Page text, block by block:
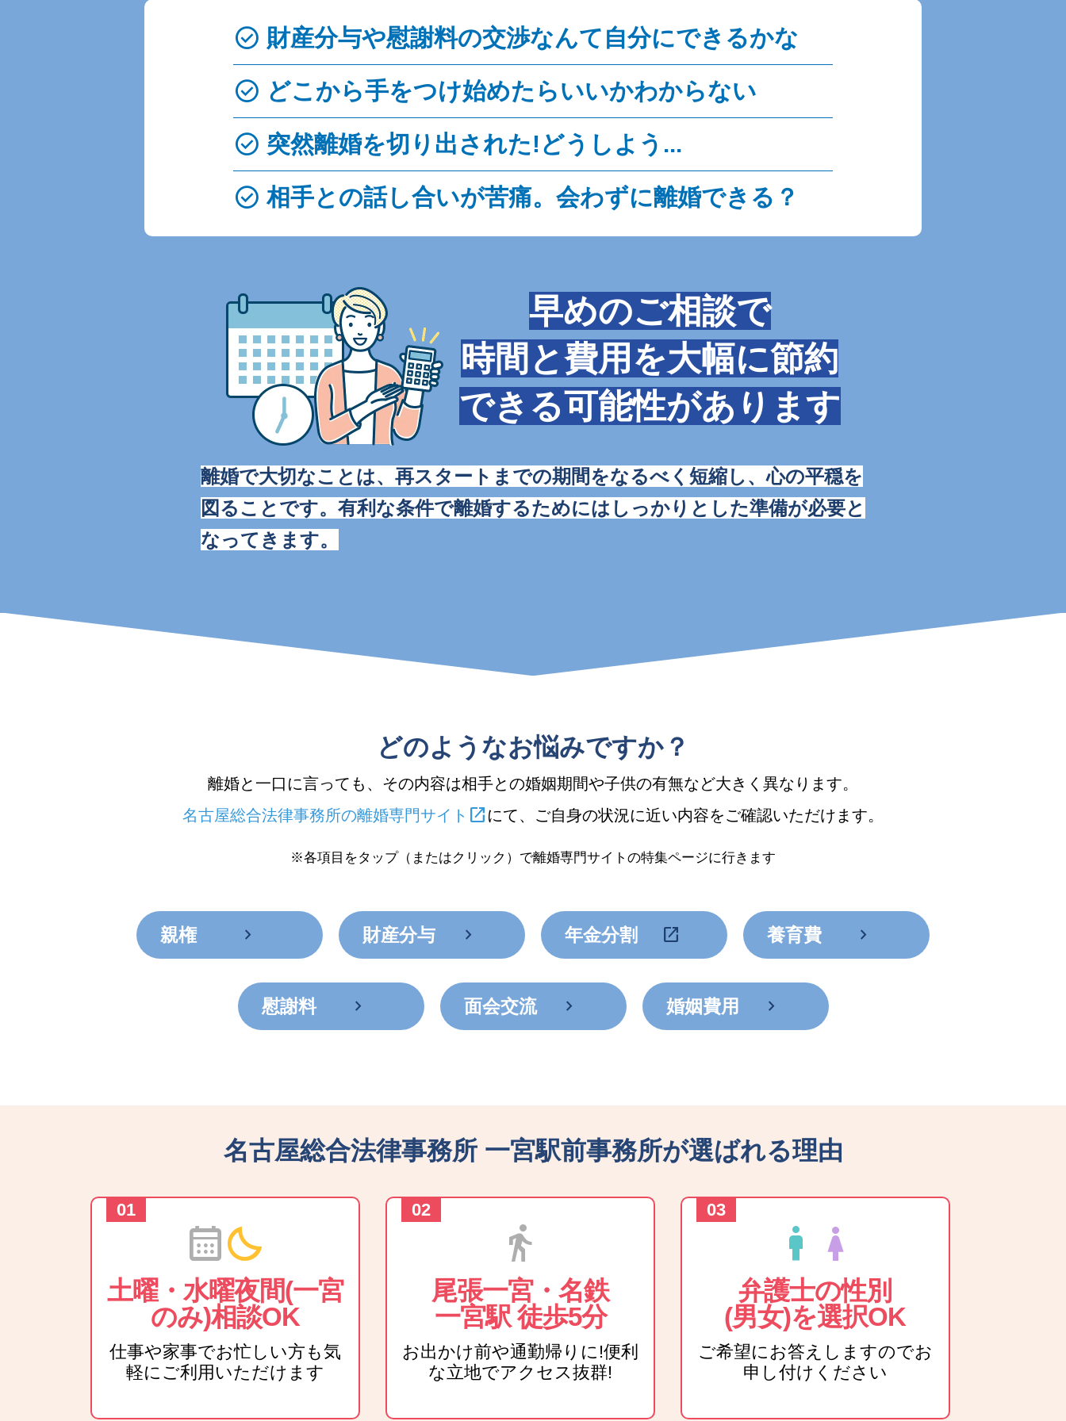
check_circle 財産分与や慰謝料の交渉なんて自分にできるかな
check_circle どこから手をつけ始めたらいいかわからない
check_circle 突然離婚を切り出された!どうしよう...
check_circle 相手との話し合いが苦痛。会わずに離婚できる？
早めのご相談で
時間と費用を大幅に節約
できる可能性があります
離婚で大切なことは、再スタートまでの期間をなるべく短縮し、心の平穏を
図ることです。有利な条件で離婚するためにはしっかりとした準備が必要と
なってきます。
どのようなお悩みですか？
離婚と一口に言っても、その内容は相手との婚姻期間や子供の有無など大きく異なります。
名古屋総合法律事務所の離婚専門サイト open_in_new にて、ご自身の状況に近い内容をご確認いただけます。
※各項目をタップ（またはクリック）で離婚専門サイトの特集ページに行きます
親権 chevron_right 財産分与 chevron_right 年金分割 open_in_new 養育費 chevron_right
慰謝料 chevron_right 面会交流 chevron_right 婚姻費用 chevron_right
名古屋総合法律事務所 一宮駅前事務所が選ばれる理由
calendar_monthbedtime
土曜・水曜夜間(一宮
のみ)相談OK
仕事や家事でお忙しい方も気
軽にご利用いただけます
directions_walk
尾張一宮・名鉄
一宮駅 徒歩5分
お出かけ前や通勤帰りに!便利
な立地でアクセス抜群!
man woman
弁護士の性別
(男女)を選択OK
ご希望にお答えしますのでお
申し付けください